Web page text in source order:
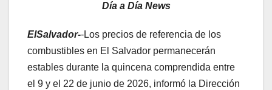
Día a Día News
ElSalvador--Los precios de referencia de los
combustibles en El Salvador permanecerán
estables durante la quincena comprendida entre
el 9 y el 22 de junio de 2026, informó la Dirección